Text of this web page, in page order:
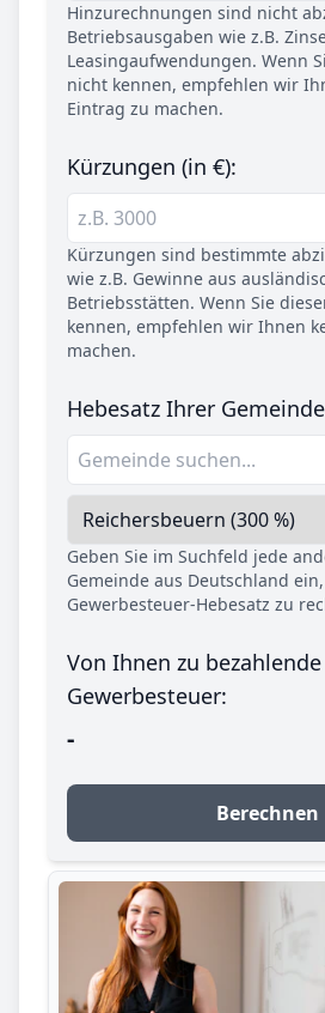
Hinzurechnungen sind nicht
Betriebsausgaben wie z.B.
Leasingaufwendungen. Wenn
nicht kennen, empfehlen wir
Eintrag zu machen.
Kürzungen (in €):
Kürzungen sind bestimmte
wie z.B. Gewinne aus
Betriebsstätten. Wenn Sie
kennen, empfehlen wir Ihnen
machen.
Hebesatz Ihrer
Geben Sie im Suchfeld jede
Gemeinde aus Deutschland
Gewerbesteuer-Hebesatz zu
Von Ihnen zu bezahlende
Gewerbesteuer:
-
Berechnen